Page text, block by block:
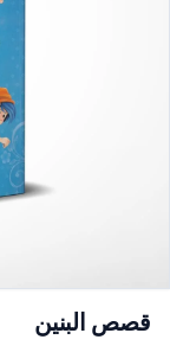
قصص البنين